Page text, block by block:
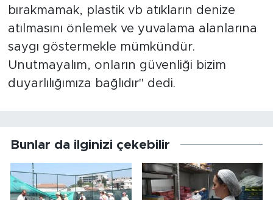
bırakmamak, plastik vb atıkların denize
atılmasını önlemek ve yuvalama alanlarına
saygı göstermekle mümkündür.
Unutmayalım, onların güvenliği bizim
duyarlılığımıza bağlıdır" dedi.
Bunlar da ilginizi çekebilir